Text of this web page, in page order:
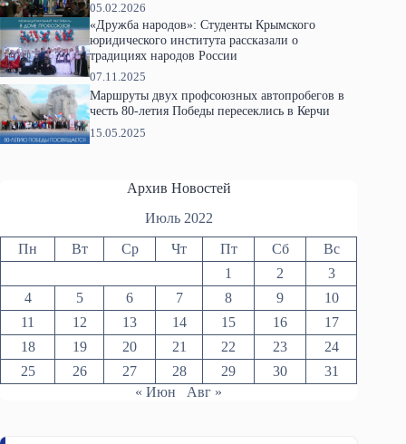
05.02.2026
«Дружба народов»: Студенты Крымского
юридического института рассказали о
традициях народов России
07.11.2025
Маршруты двух профсоюзных автопробегов в
честь 80-летия Победы пересеклись в Керчи
15.05.2025
Архив Новостей
Июль 2022
Пн Вт Ср Чт Пт Сб
Вс
1
2
3
4
5 6 7 8 9
10
11
12 13 14 15 16
17
18
19 20 21 22 23
24
25
26 27 28 29 30
31
« Июн
Авг »